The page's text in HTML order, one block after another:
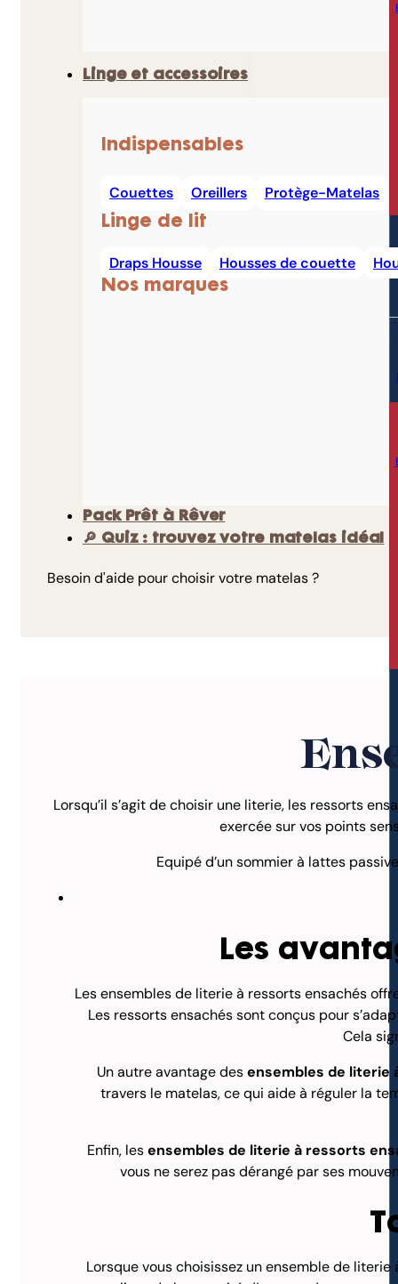
Linge et accessoires
Indispensables
Couettes Oreillers Protège-Matelas
Linge de lit
Draps Housse Housses de couette
Nos marques
Pack Prêt à Rêver
🔎 Quiz : trouvez votre matelas idéal
Besoin d'aide pour choisir votre matelas ?
Lorsqu’il s’agit de choisir une literie, les ressorts
exercée sur vos points
Equipé d’un sommier à lattes
Les
Les ensembles de literie à ressorts ensachés
Les ressorts ensachés sont conçus pour
Cela
Un autre avantage desensembles de literie
travers le matelas, ce qui aide à réguler la
Enfin, lesensembles de literie à ressorts
vous ne serez pas dérangé par ses
Lorsque vous choisissez un ensemble de